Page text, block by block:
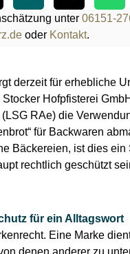
unter 06151-
oder Kontakt.
derzeit für erhebliche
Hofpfisterei
RAe) die
für Backwaren
Bäckereien, ist dies
rechtlich geschützt
für ein Alltagswort
Eine Marke
denen anderer zu